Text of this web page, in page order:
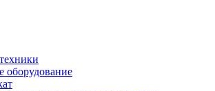
оборудование